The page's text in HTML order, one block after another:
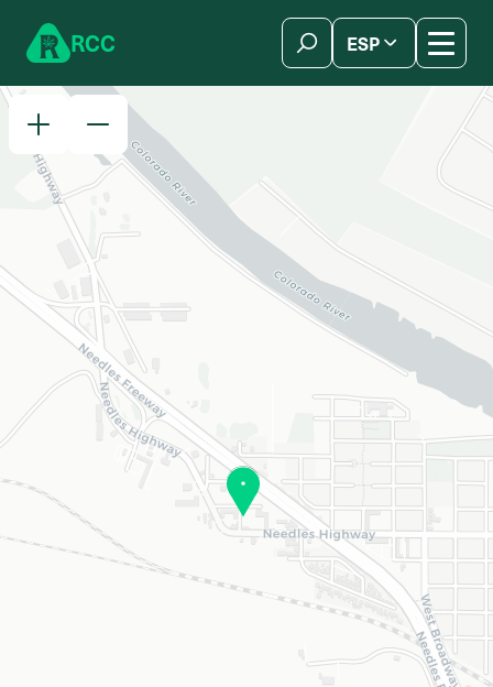
RCC ESP